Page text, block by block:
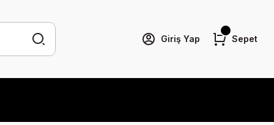
Giriş Yap Sepet